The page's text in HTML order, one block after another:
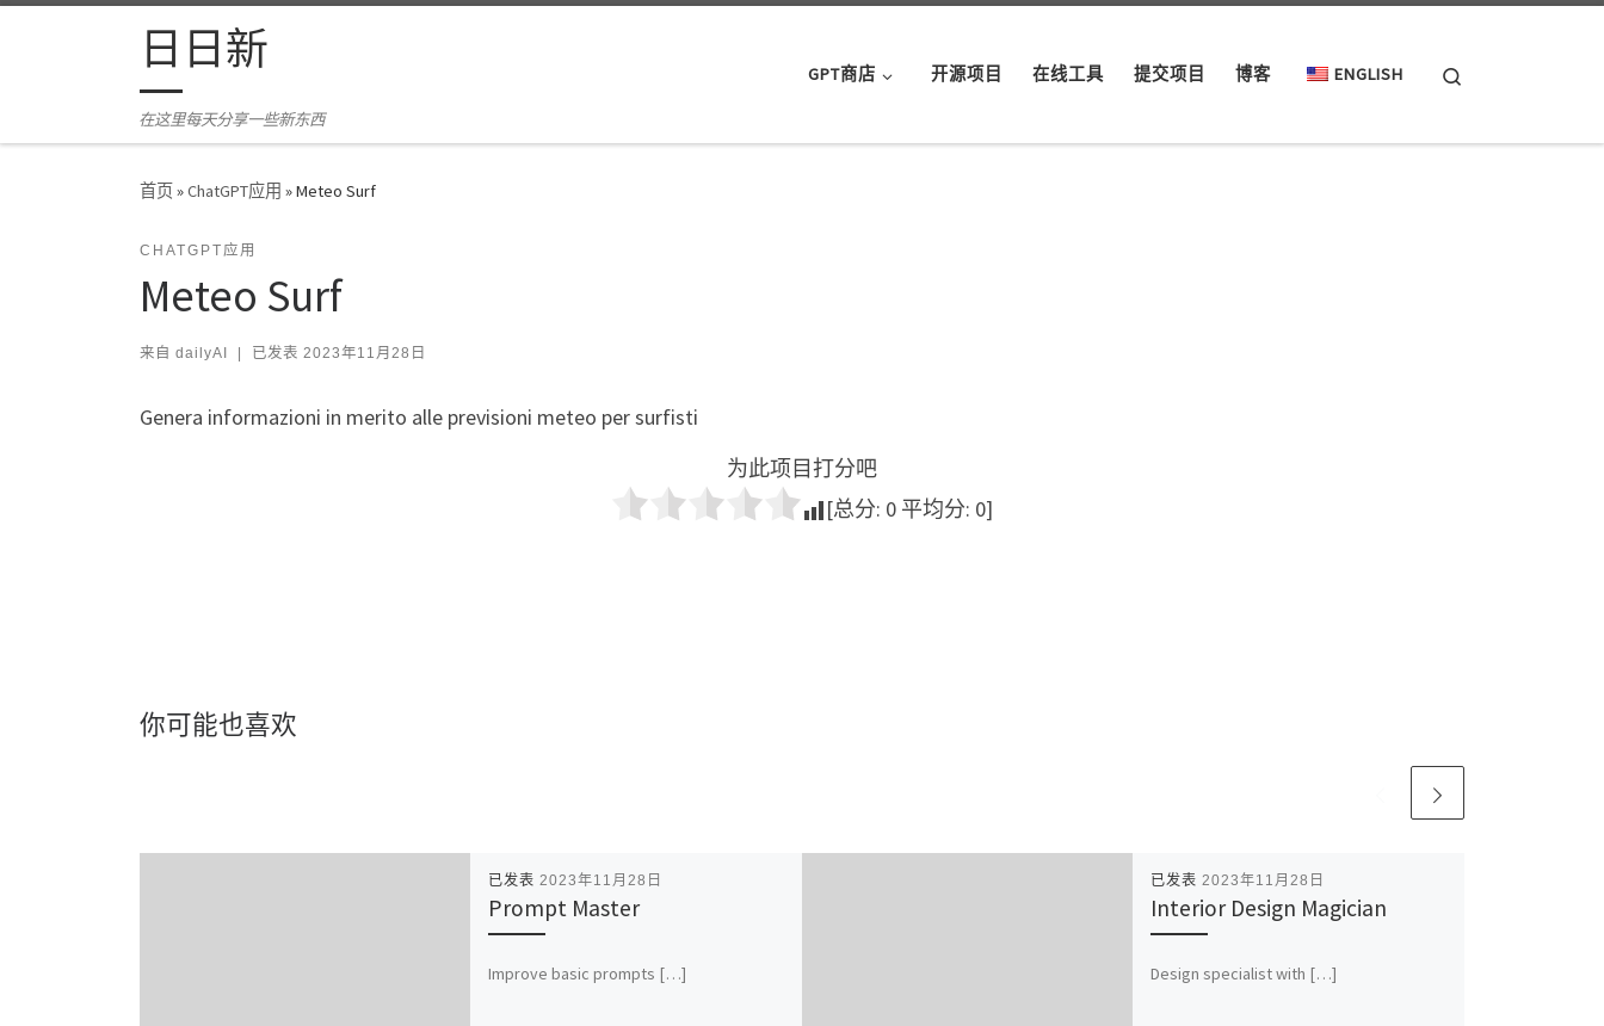
Skip to content日日新
在这里每天分享一些新东西
GPT商店 开源项目 在线工具 提交项目 博客 ENGLISH
首页»ChatGPT应用 »Meteo Surf
CHATGPT应用
Meteo Surf
来自 dailyAI 已发表 2023年11月28日
Genera informazioni in merito alle previsioni meteo per surfisti
为此项目打分吧
[总分: 0 平均分: 0]
你可能也喜欢
已发表 2023年11月28日
Prompt Master
Improve basic prompts […]
已发表 2023年11月28日
Interior Design Magician
Design specialist with […]